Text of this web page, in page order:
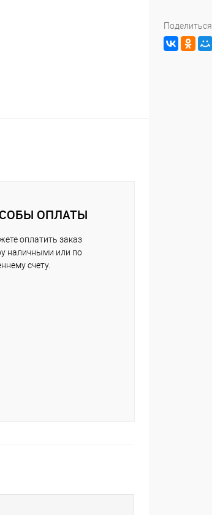
ОПЛАТЫ
оплатить заказ
наличными или по
счету.
Поделиться